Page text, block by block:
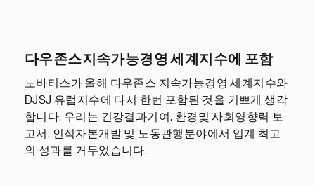
다우존스지속가능경영 세계지수에 포함
노바티스가 올해 다우존스 지속가능경영 세계지수와
DJSJ 유럽지수에 다시 한번 포함된 것을 기쁘게 생각
합니다. 우리는 건강결과기여, 환경및 사회영향력 보
고서, 인적자본개발 및 노동관행분야에서 업계 최고
의 성과를 거두었습니다.